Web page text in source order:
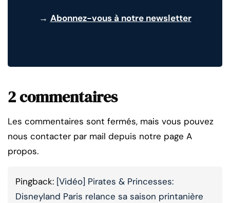
→ Abonnez-vous à notre newsletter
2 commentaires
Les commentaires sont fermés, mais vous pouvez
nous contacter par mail depuis notre page A
propos.
Pingback: [Vidéo] Pirates & Princesses:
Disneyland Paris relance sa saison printanière